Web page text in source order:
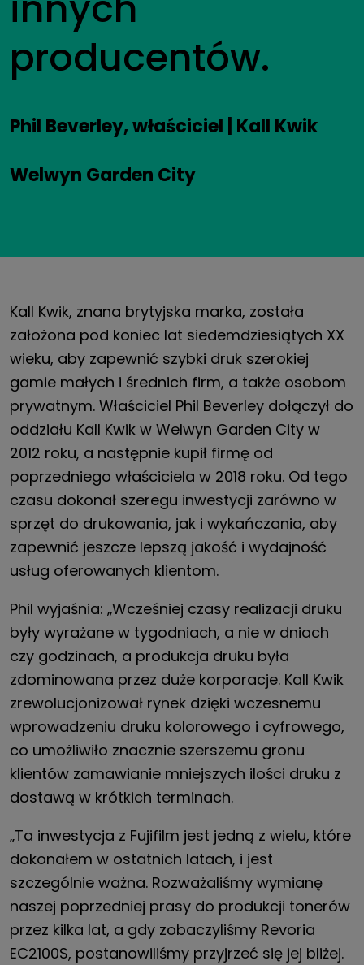
producentów.
Phil Beverley, właściciel | Kall Kwik
Welwyn Garden City
Kall Kwik, znana brytyjska marka, została
założona pod koniec lat siedemdziesiątych XX
wieku, aby zapewnić szybki druk szerokiej
gamie małych i średnich firm, a także osobom
prywatnym. Właściciel Phil Beverley dołączył do
oddziału Kall Kwik w Welwyn Garden City w
2012 roku, a następnie kupił firmę od
poprzedniego właściciela w 2018 roku. Od tego
czasu dokonał szeregu inwestycji zarówno w
sprzęt do drukowania, jak i wykańczania, aby
zapewnić jeszcze lepszą jakość i wydajność
usług oferowanych klientom.
Phil wyjaśnia: „Wcześniej czasy realizacji druku
były wyrażane w tygodniach, a nie w dniach
czy godzinach, a produkcja druku była
zdominowana przez duże korporacje. Kall Kwik
zrewolucjonizował rynek dzięki wczesnemu
wprowadzeniu druku kolorowego i cyfrowego,
co umożliwiło znacznie szerszemu gronu
klientów zamawianie mniejszych ilości druku z
dostawą w krótkich terminach.
„Ta inwestycja z Fujifilm jest jedną z wielu, które
dokonałem w ostatnich latach, i jest
szczególnie ważna. Rozważaliśmy wymianę
naszej poprzedniej prasy do produkcji tonerów
przez kilka lat, a gdy zobaczyliśmy Revoria
EC2100S, postanowiliśmy przyjrzeć się jej bliżej.